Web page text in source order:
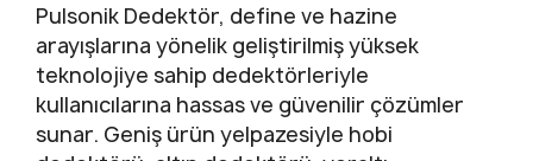
Pulsonik Dedektör, define ve hazine
arayışlarına yönelik geliştirilmiş yüksek
teknolojiye sahip dedektörleriyle
kullanıcılarına hassas ve güvenilir çözümler
sunar. Geniş ürün yelpazesiyle hobi